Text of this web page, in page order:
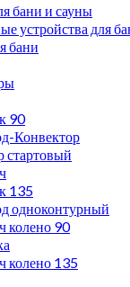
бани и сауны
устройства для
бани
90
Конвектор
стартовый
135
одноконтурный
колено 90
колено 135